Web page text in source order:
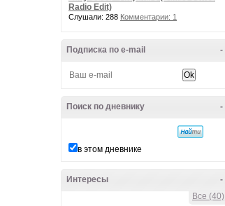
Radio Edit)
Слушали: 288 Комментарии: 1
-
Подписка по e-mail
-
Поиск по дневнику
в этом дневнике
-
Интересы
Все (40)